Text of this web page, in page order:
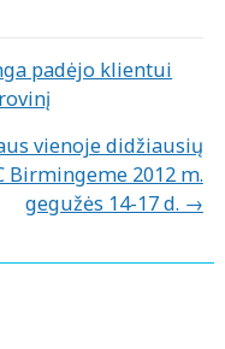
padėjo klientui
vienoje didžiausių
Birmingeme 2012 m.
gegužės 14-17 d. →